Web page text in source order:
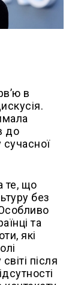
в
до
сучасної
те, що
без
та
які
після